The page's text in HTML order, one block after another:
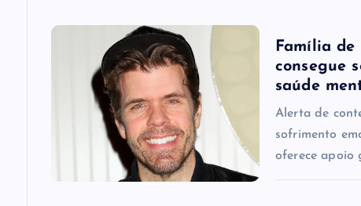
Família
consegue
saúde
Alerta de
sofrimento
oferece apoio